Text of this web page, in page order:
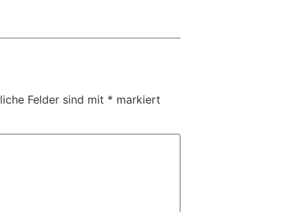
Felder sind mit * markiert